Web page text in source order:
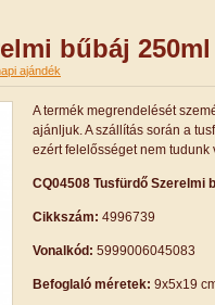
bűbáj 250ml
ajándék
A termék megrendelését
ajánljuk. A szállítás során a
ezért felelősséget nem tudunk
CQ04508 Tusfürdő Szerelmi
Cikkszám: 4996739
Vonalkód: 5999006045083
Befoglaló méretek: 9x5x19